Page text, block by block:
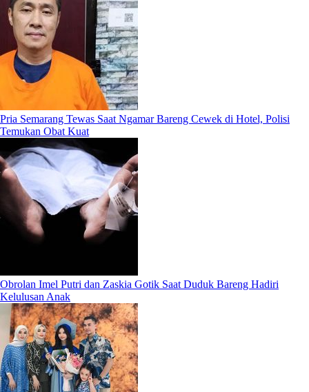
Pria Semarang Tewas Saat Ngamar Bareng Cewek di Hotel, Polisi
Temukan Obat Kuat
Obrolan Imel Putri dan Zaskia Gotik Saat Duduk Bareng Hadiri
Kelulusan Anak